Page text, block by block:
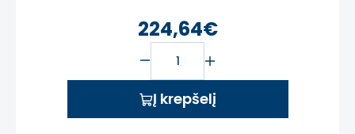
224,64€
Į krepšelį